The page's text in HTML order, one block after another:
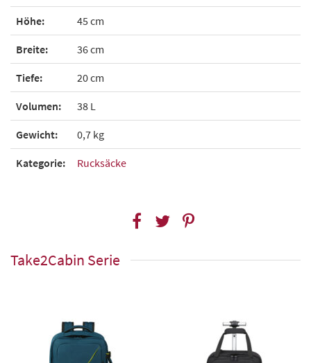
Höhe: 45 cm
Breite: 36 cm
Tiefe: 20 cm
Volumen: 38 L
Gewicht: 0,7 kg
Kategorie: Rucksäcke
Take2Cabin Serie